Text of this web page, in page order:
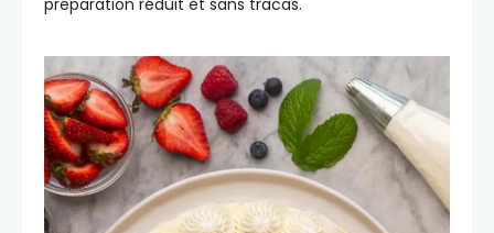
préparation réduit et sans tracas.